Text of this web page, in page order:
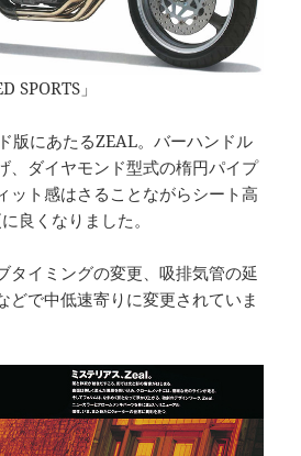
SPORTS」
版にあたるZEAL。バーハンドル
、ダイヤモンド型式の楕円パイプ
ット感はさることながらシート高
良くなりました。
タイミングの変更、吸排気管の延
どで中低速寄りに変更されていま